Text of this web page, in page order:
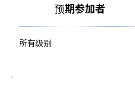
预期参加者
所有级别